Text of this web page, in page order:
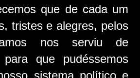
que de cada um
tristes e alegres, pelos
nos serviu de
para que pudéssemos